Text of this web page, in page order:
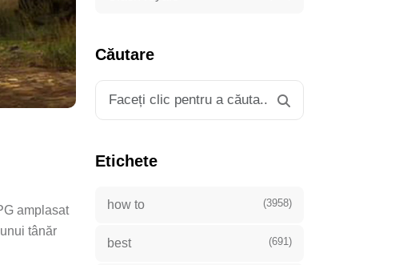
amplasat
tânăr
Căutare
Etichete
how to (3958)
best (691)